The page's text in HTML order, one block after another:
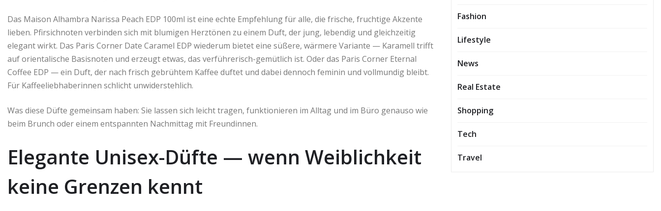
Das Maison Alhambra Narissa Peach EDP 100ml ist eine echte Empfehlung für alle, die frische, fruchtige Akzente
lieben. Pfirsichnoten verbinden sich mit blumigen Herztönen zu einem Duft, der jung, lebendig und gleichzeitig
elegant wirkt. Das Paris Corner Date Caramel EDP wiederum bietet eine süßere, wärmere Variante — Karamell trifft
auf orientalische Basisnoten und erzeugt etwas, das verführerisch-gemütlich ist. Oder das Paris Corner Eternal
Coffee EDP — ein Duft, der nach frisch gebrühtem Kaffee duftet und dabei dennoch feminin und vollmundig bleibt.
Für Kaffeeliebhaberinnen schlicht unwiderstehlich.
Was diese Düfte gemeinsam haben: Sie lassen sich leicht tragen, funktionieren im Alltag und im Büro genauso wie
beim Brunch oder einem entspannten Nachmittag mit Freundinnen.
Elegante Unisex-Düfte — wenn Weiblichkeit
keine Grenzen kennt
Fashion
Lifestyle
News
Real Estate
Shopping
Tech
Travel